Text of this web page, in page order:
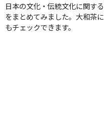
日本の文化・伝統文化に関す
をまとめてみました。大和茶
もチェックできます。